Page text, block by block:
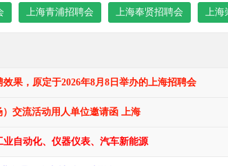
上海青浦招聘会 上海奉贤招聘会 上
果，原定于2026年8月8日举办的上海招聘会
）交流活动用人单位邀请函 上海
自动化、仪器仪表、汽车新能源